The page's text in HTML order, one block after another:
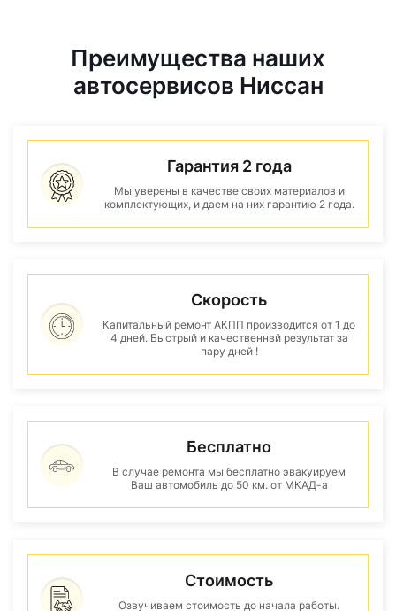
Преимущества наших
автосервисов Ниссан
Гарантия 2 года
Мы уверены в качестве своих материалов и
комплектующих, и даем на них гарантию 2 года.
Скорость
Капитальный ремонт АКПП производится от 1 до
4 дней. Быстрый и качественнвй результат за
пару дней !
Бесплатно
В случае ремонта мы бесплатно эвакуируем
Ваш автомобиль до 50 км. от МКАД-а
Стоимость
Озвучиваем стоимость до начала работы.